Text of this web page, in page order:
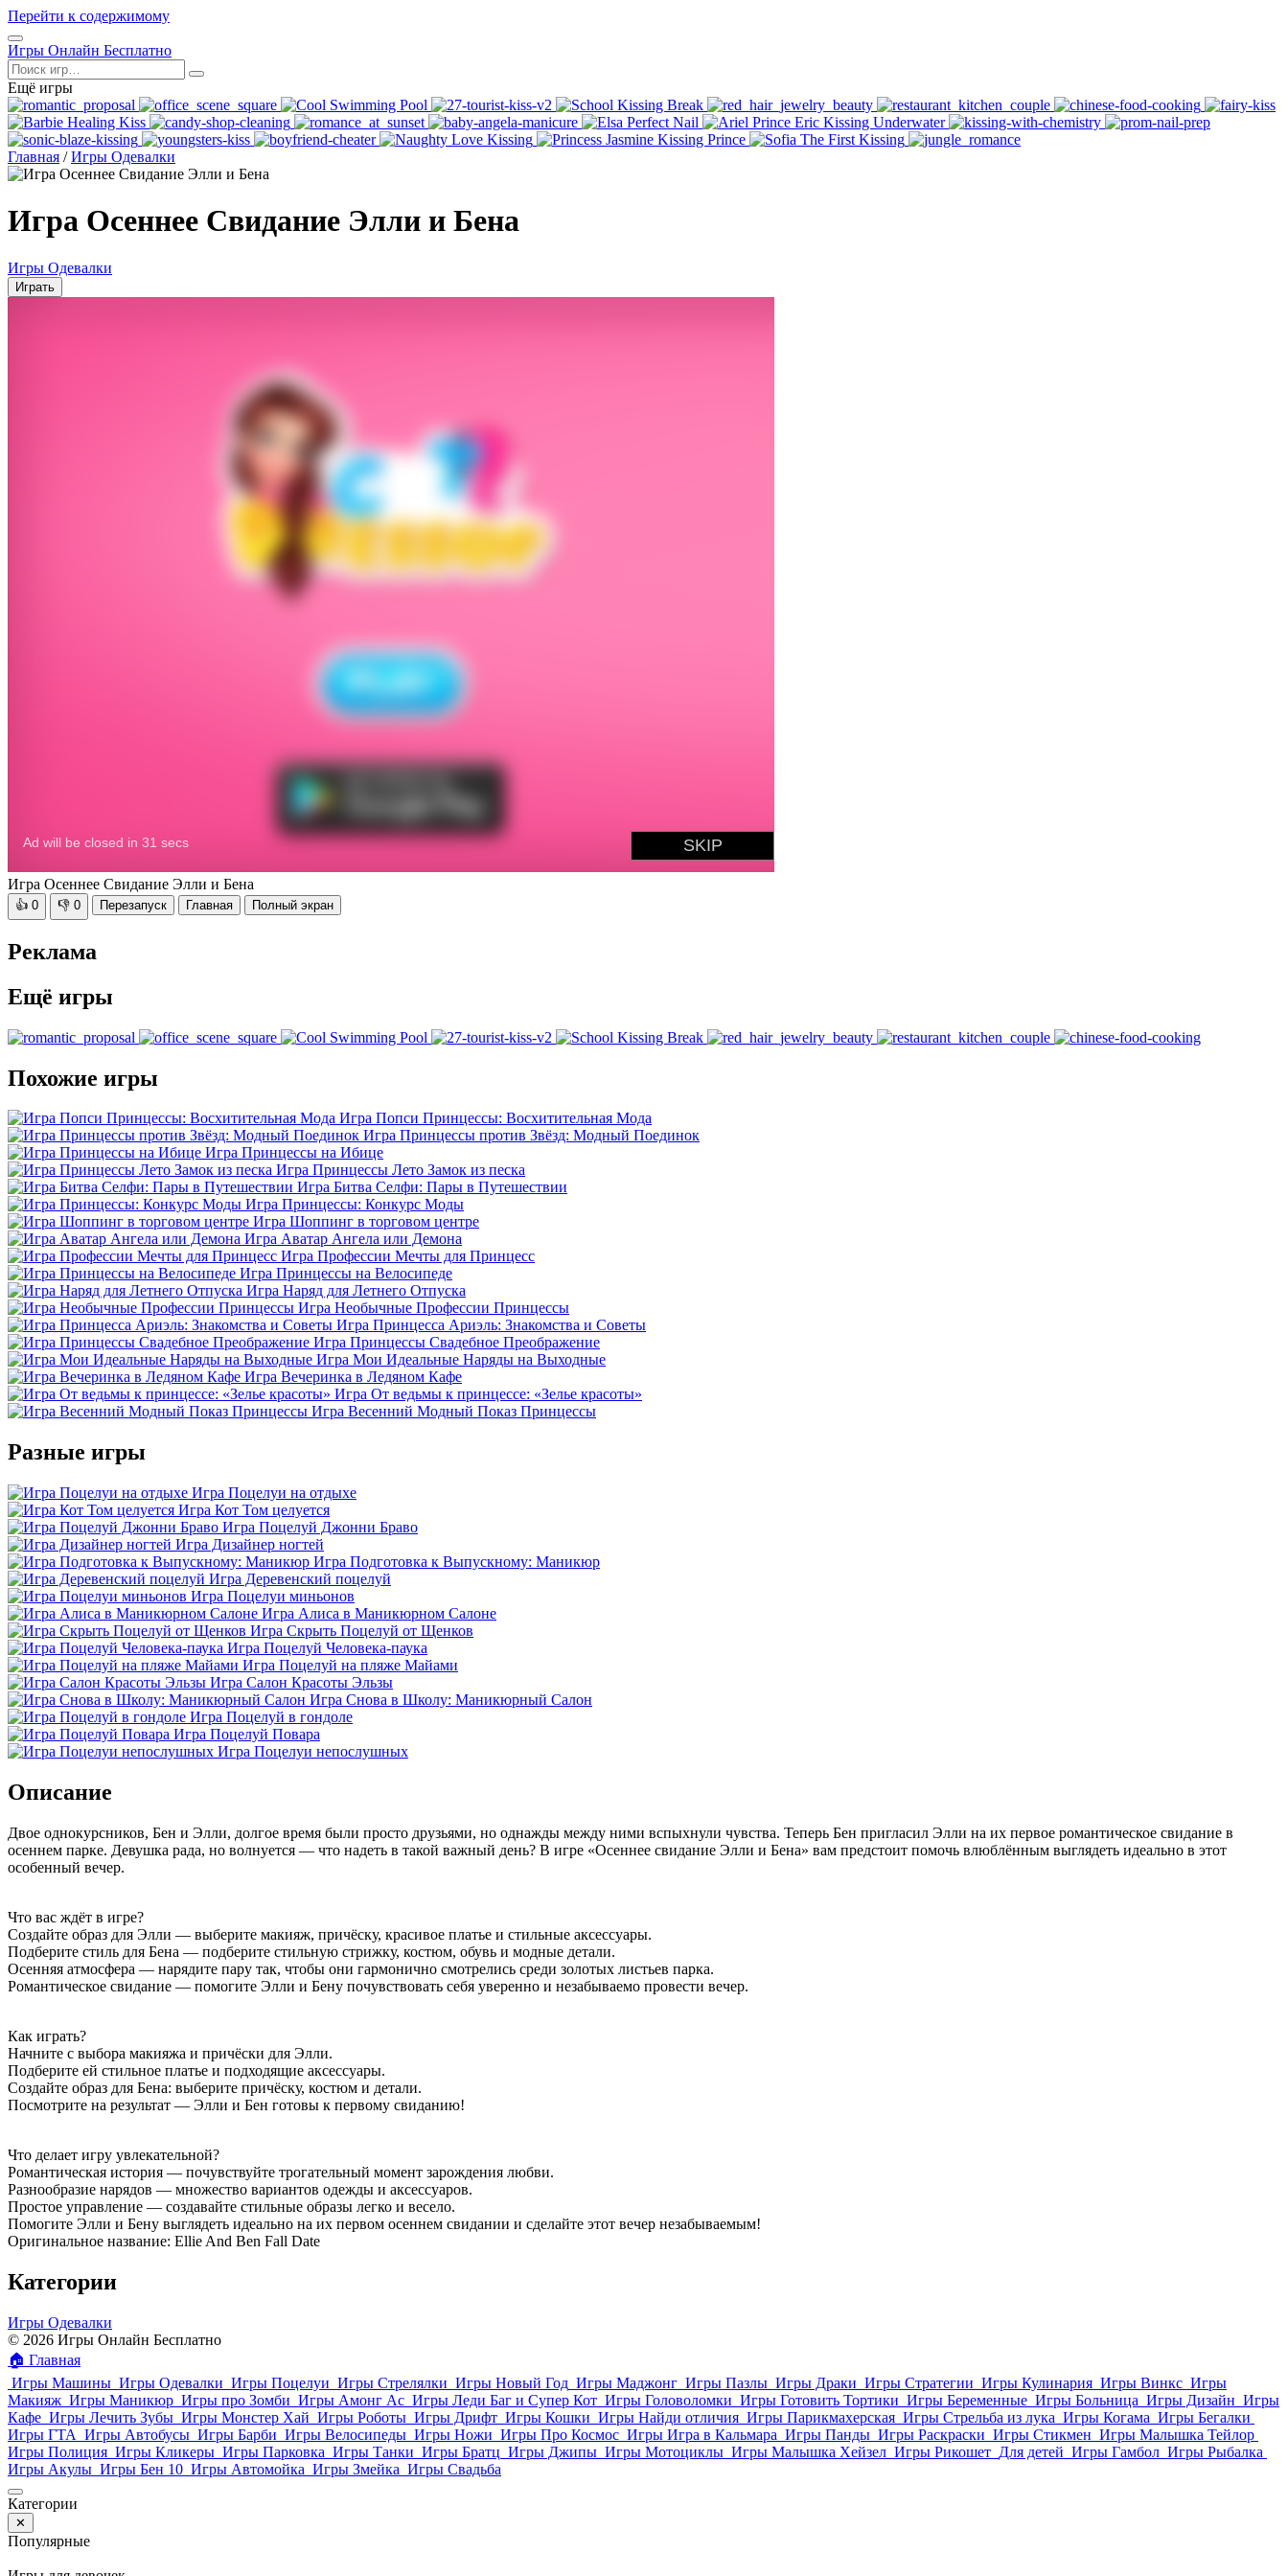
Перейти к содержимому
Открыть
меню
Игры Онлайн Бесплатно
Поиск
Ещё игры
Главная / Игры Одевалки
Игра Осеннее Свидание Элли и Бена
Игры Одевалки
Играть
Игра Осеннее Свидание Элли и Бена
👍 0 👎 0 Перезапуск Главная Полный экран
Реклама
Ещё игры
Похожие игры
Игра Попси Принцессы: Восхитительная Мода
Игра Принцессы против Звёзд: Модный Поединок
Игра Принцессы на Ибице
Игра Принцессы Лето Замок из песка
Игра Битва Селфи: Пары в Путешествии
Игра Принцессы: Конкурс Моды
Игра Шоппинг в торговом центре
Игра Аватар Ангела или Демона
Игра Профессии Мечты для Принцесс
Игра Принцессы на Велосипеде
Игра Наряд для Летнего Отпуска
Игра Необычные Профессии Принцессы
Игра Принцесса Ариэль: Знакомства и Советы
Игра Принцессы Свадебное Преображение
Игра Мои Идеальные Наряды на Выходные
Игра Вечеринка в Ледяном Кафе
Игра От ведьмы к принцессе: «Зелье красоты»
Игра Весенний Модный Показ Принцессы
Разные игры
Игра Поцелуи на отдыхе
Игра Кот Том целуется
Игра Поцелуй Джонни Браво
Игра Дизайнер ногтей
Игра Подготовка к Выпускному: Маникюр
Игра Деревенский поцелуй
Игра Поцелуи миньонов
Игра Алиса в Маникюрном Салоне
Игра Скрыть Поцелуй от Щенков
Игра Поцелуй Человека-паука
Игра Поцелуй на пляже Майами
Игра Салон Красоты Эльзы
Игра Снова в Школу: Маникюрный Салон
Игра Поцелуй в гондоле
Игра Поцелуй Повара
Игра Поцелуи непослушных
Описание
Двое однокурсников, Бен и Элли, долгое время были просто друзьями, но однажды между ними вспыхнули чувства. Теперь Бен пригласил Элли на их первое романтическое свидание в
осеннем парке. Девушка рада, но волнуется — что надеть в такой важный день? В игре «Осеннее свидание Элли и Бена» вам предстоит помочь влюблённым выглядеть идеально в этот
особенный вечер.
Что вас ждёт в игре?
Создайте образ для Элли — выберите макияж, причёску, красивое платье и стильные аксессуары.
Подберите стиль для Бена — подберите стильную стрижку, костюм, обувь и модные детали.
Осенняя атмосфера — нарядите пару так, чтобы они гармонично смотрелись среди золотых листьев парка.
Романтическое свидание — помогите Элли и Бену почувствовать себя уверенно и незабываемо провести вечер.
Как играть?
Начните с выбора макияжа и причёски для Элли.
Подберите ей стильное платье и подходящие аксессуары.
Создайте образ для Бена: выберите причёску, костюм и детали.
Посмотрите на результат — Элли и Бен готовы к первому свиданию!
Что делает игру увлекательной?
Романтическая история — почувствуйте трогательный момент зарождения любви.
Разнообразие нарядов — множество вариантов одежды и аксессуаров.
Простое управление — создавайте стильные образы легко и весело.
Помогите Элли и Бену выглядеть идеально на их первом осеннем свидании и сделайте этот вечер незабываемым!
Оригинальное название: Ellie And Ben Fall Date
Категории
Игры Одевалки
© 2026 Игры Онлайн Бесплатно
🏠 Главная
Игры Машины Игры Одевалки Игры Поцелуи Игры Стрелялки Игры Новый Год Игры Маджонг Игры Пазлы Игры Драки Игры Стратегии Игры Кулинария Игры Винкс Игры
Макияж Игры Маникюр Игры про Зомби Игры Амонг Ас Игры Леди Баг и Супер Кот Игры Головоломки Игры Готовить Тортики Игры Беременные Игры Больница Игры Дизайн Игры
Кафе Игры Лечить Зубы Игры Монстер Хай Игры Роботы Игры Дрифт Игры Кошки Игры Найди отличия Игры Парикмахерская Игры Стрельба из лука Игры Когама Игры Бегалки
Игры ГТА Игры Автобусы Игры Барби Игры Велосипеды Игры Ножи Игры Про Космос Игры Игра в Кальмара Игры Панды Игры Раскраски Игры Стикмен Игры Малышка Тейлор
Игры Полиция Игры Кликеры Игры Парковка Игры Танки Игры Братц Игры Джипы Игры Мотоциклы Игры Малышка Хейзел Игры Рикошет Для детей Игры Гамбол Игры Рыбалка
Игры Акулы Игры Бен 10 Игры Автомойка Игры Змейка Игры Свадьба
Категории
✕
Популярные